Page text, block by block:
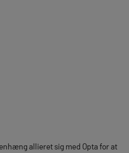
allieret sig med Opta for at